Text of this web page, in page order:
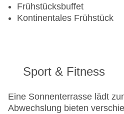
EC Maestro, Mastercard,
Landeskategorie: 4 Sterne
Frühstücksbuffet
Kontinentales Frühstück
Sport & Fitness
Eine Sonnenterrasse lädt
Abwechslung bieten